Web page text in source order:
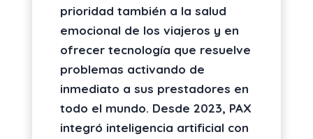
prioridad también a la salud
emocional de los viajeros y en
ofrecer tecnología que resuelve
problemas activando de
inmediato a sus prestadores en
todo el mundo. Desde 2023, PAX
integró inteligencia artificial con